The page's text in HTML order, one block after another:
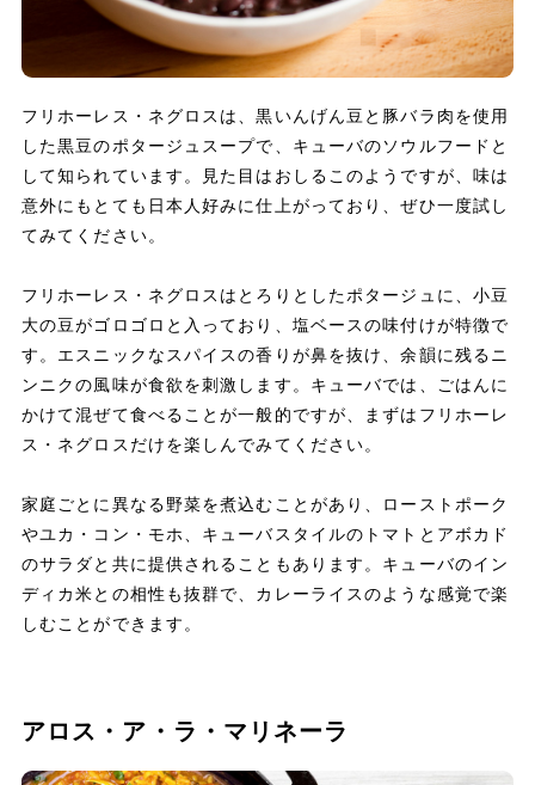
フリホーレス・ネグロスは、黒いんげん豆と豚バラ肉を使用
した黒豆のポタージュスープで、キューバのソウルフードと
して知られています。見た目はおしるこのようですが、味は
意外にもとても日本人好みに仕上がっており、ぜひ一度試し
てみてください。
フリホーレス・ネグロスはとろりとしたポタージュに、小豆
大の豆がゴロゴロと入っており、塩ベースの味付けが特徴で
す。エスニックなスパイスの香りが鼻を抜け、余韻に残るニ
ンニクの風味が食欲を刺激します。キューバでは、ごはんに
かけて混ぜて食べることが一般的ですが、まずはフリホーレ
ス・ネグロスだけを楽しんでみてください。
家庭ごとに異なる野菜を煮込むことがあり、ローストポーク
やユカ・コン・モホ、キューバスタイルのトマトとアボカド
のサラダと共に提供されることもあります。キューバのイン
ディカ米との相性も抜群で、カレーライスのような感覚で楽
しむことができます。
アロス・ア・ラ・マリネーラ